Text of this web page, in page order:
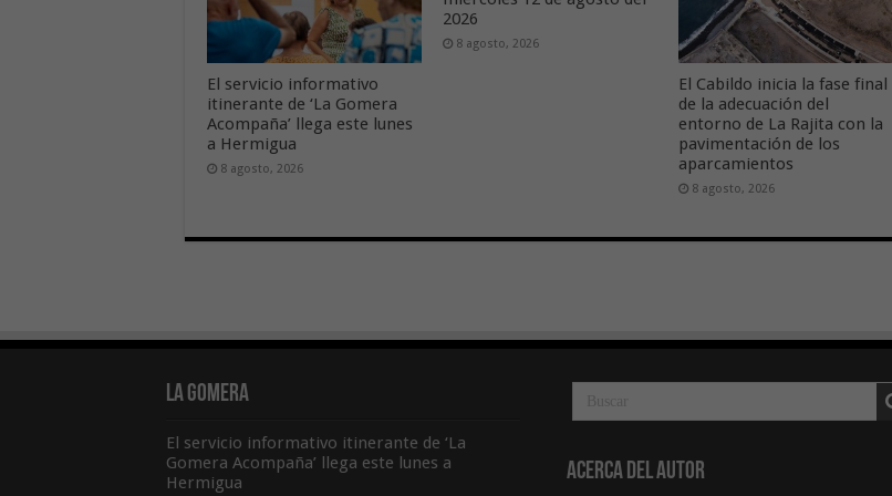
El servicio informativo
itinerante de ‘La Gomera
Acompaña’ llega este lunes
a Hermigua
8 agosto, 2026
2026
8 agosto, 2026
El Cabildo inicia la fase final
de la adecuación del
entorno de La Rajita con la
pavimentación de los
aparcamientos
8 agosto, 2026
La Gomera
El servicio informativo itinerante de ‘La
Gomera Acompaña’ llega este lunes a
Hermigua
Acerca del Autor